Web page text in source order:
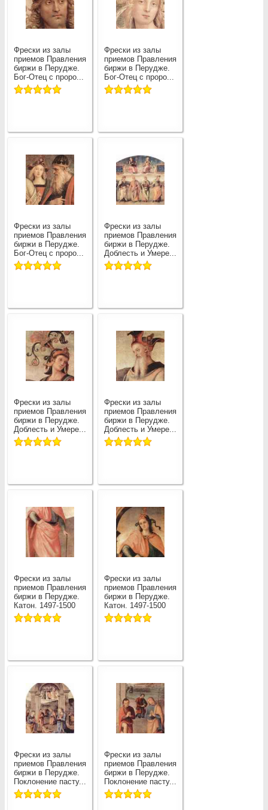
Фрески из залы
приемов Правления
биржи в Перудже.
Бог-Отец с проро...
Фрески из залы
приемов Правления
биржи в Перудже.
Бог-Отец с проро...
Фрески из залы
приемов Правления
биржи в Перудже.
Бог-Отец с проро...
Фрески из залы
приемов Правления
биржи в Перудже.
Доблесть и Умере...
Фрески из залы
приемов Правления
биржи в Перудже.
Доблесть и Умере...
Фрески из залы
приемов Правления
биржи в Перудже.
Доблесть и Умере...
Фрески из залы
приемов Правления
биржи в Перудже.
Катон. 1497-1500
Фрески из залы
приемов Правления
биржи в Перудже.
Катон. 1497-1500
Фрески из залы
приемов Правления
биржи в Перудже.
Поклонение пасту...
Фрески из залы
приемов Правления
биржи в Перудже.
Поклонение пасту...